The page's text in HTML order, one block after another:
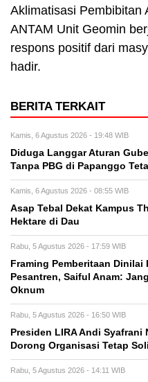
Aklimatisasi Pembibitan
ANTAM Unit Geomin
respons positif dari
hadir.
BERITA TERKAIT
Kamis, 6 Agustus 2026 - 19:48 WIB
Diduga Langgar Aturan
Tanpa PBG di Papanggo
Kamis, 6 Agustus 2026 - 08:55 WIB
Asap Tebal Dekat Kampus
Hektare di Dau
Rabu, 5 Agustus 2026 - 17:59 WIB
Framing Pemberitaan
Pesantren, Saiful Anam:
Oknum
Rabu, 5 Agustus 2026 - 16:50 WIB
Presiden LIRA Andi
Dorong Organisasi Tetap
Rabu, 5 Agustus 2026 - 14:11 WIB